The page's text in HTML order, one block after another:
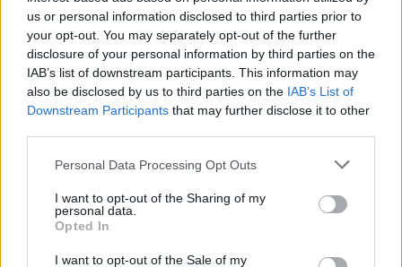
us or personal information disclosed to third parties prior to
your opt-out. You may separately opt-out of the further
disclosure of your personal information by third parties on the
IAB’s list of downstream participants. This information may
also be disclosed by us to third parties on the IAB’s List of
Downstream Participants that may further disclose it to other
Please note that this website/app uses one or more Google
not limited to your visit or usage behaviour. You may click to
grant or deny consent to Google and its third-party tags to
use your data for below specified purposes in below Google
consent section.
Personal Data Processing Opt Outs
I want to opt-out of the Sharing of my
personal data.
Opted In
I want to opt-out of the Sale of my
να αποκτά τον προσωπικό του αριθμό, τον οποίο
και θα χρησιμοποιεί ως μοναδικό αριθμό
ταυτοποίησης για όλες τις συναλλαγές του με το
Δημόσιο. Τόσο προσωπικός θα είναι ο αριθμός που
θα μπορούμε να διαλέξουμε εμείς τα 2 πρώτα
αλφαριθμητικά στοιχεία από τον 12ψήφιο νέο
αριθμό -τα τελευταία 9 στοιχεία του οποίου είναι
το ΑΦΜ μας- μέσω της πλατφόρμας myinfo.gov.gr.
Όσοι δεν έχουν εκδώσει ακόμη τις νέες
ταυτότητες, όταν το κάνουν θα δουν τυπωμένο τον
προσωπικό τους αριθμό πάνω στη νέα ταυτότητα.